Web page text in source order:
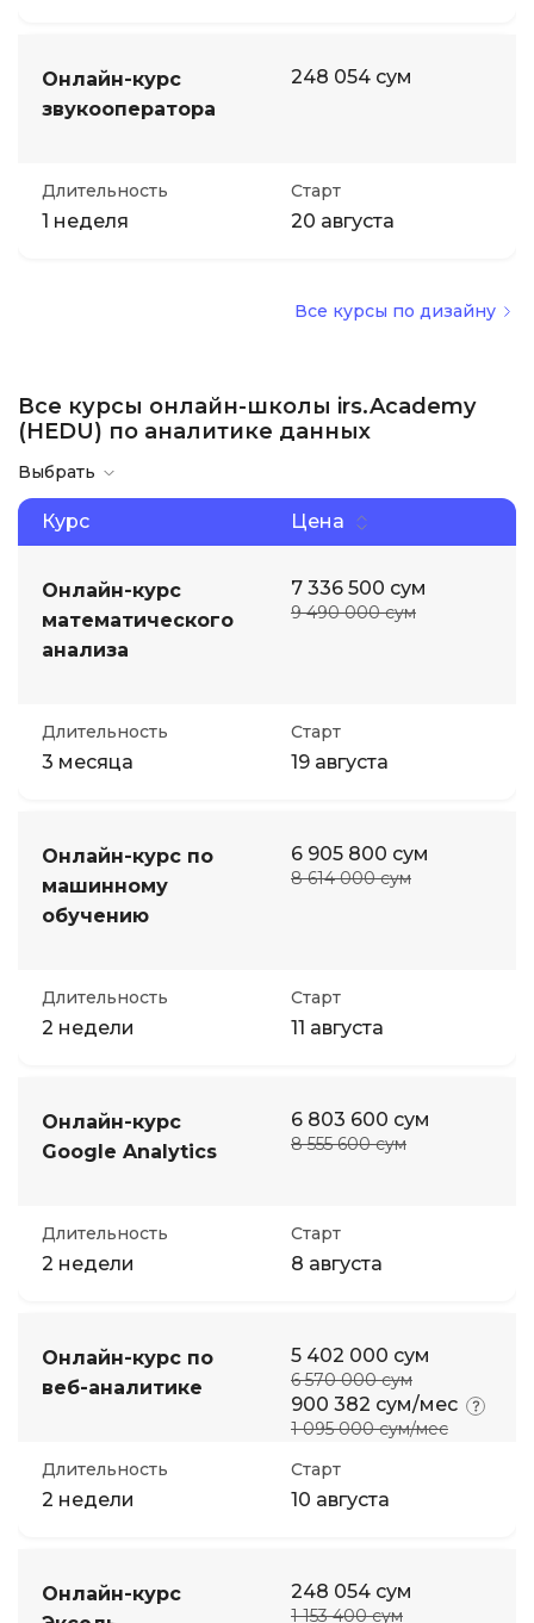
Онлайн-курс
звукооператора
248 054 сум
Длительность
1 неделя
Старт
20 августа
Все курсы по дизайну
Все курсы онлайн-школы irs.Academy
(HEDU) по аналитике данных
Выбрать
Курс Цена
Онлайн-курс
математического
анализа
7 336 500 сум
9 490 000 сум
Длительность
3 месяца
Старт
19 августа
Онлайн-курс по
машинному
обучению
6 905 800 сум
8 614 000 сум
Длительность
2 недели
Старт
11 августа
Онлайн-курс
Google Analytics
6 803 600 сум
8 555 600 сум
Длительность
2 недели
Старт
8 августа
Онлайн-курс по
веб-аналитике
5 402 000 сум
6 570 000 сум
900 382 сум/мес
1 095 000 сум/мес
Длительность
2 недели
Старт
10 августа
Онлайн-курс
248 054 сум
1 153 400 сум